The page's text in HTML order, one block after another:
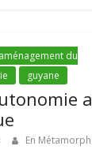
aménagement du
guyane
En